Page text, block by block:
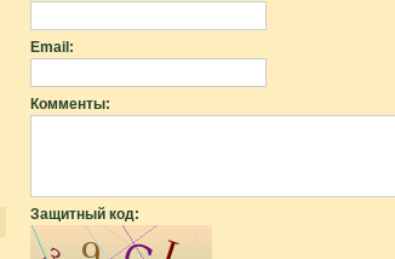
Email:
Комменты:
Защитный код: